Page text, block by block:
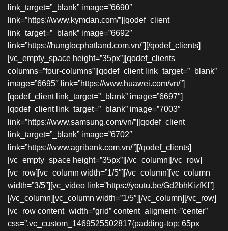
link_target=”_blank” image=”6690″
link=”https://www.kymdan.com/”][qodef_client
link_target=”_blank” image=”6692″
link=”https://hunglocphatland.com.vn/”][/qodef_clients]
[vc_empty_space height=”35px”][qodef_clients
columns=”four-columns”][qodef_client link_target=”_blank”
image=”6695″ link=”https://www.huawei.com/vn/”]
[qodef_client link_target=”_blank” image=”6697″]
[qodef_client link_target=”_blank” image=”7003″
link=”https://www.samsung.com/vn/”][qodef_client
link_target=”_blank” image=”6702″
link=”https://www.agribank.com.vn/”][/qodef_clients]
[vc_empty_space height=”35px”][/vc_column][/vc_row]
[vc_row][vc_column width=”1/5″][/vc_column][vc_column
width=”3/5″][vc_video link=”https://youtu.be/Gd2bhKizfKI”]
[/vc_column][vc_column width=”1/5″][/vc_column][/vc_row]
[vc_row content_width=”grid” content_aligment=”center”
css=”.vc_custom_1469525502817{padding-top: 65px